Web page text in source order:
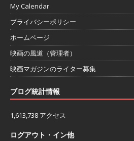
My Calendar
プライバシーポリシー
ホームページ
映画の風道（管理者）
映画マガジンのライター募集
ブログ統計情報
1,613,738 アクセス
ログアウト・イン他